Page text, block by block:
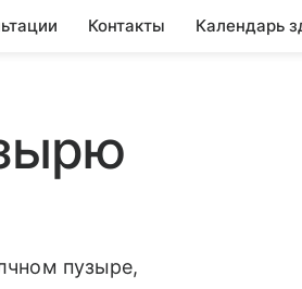
Контакты Календарь
пузыре,